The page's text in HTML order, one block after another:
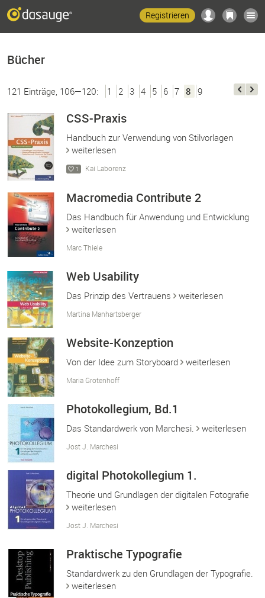
Registrieren
Bücher
121 Einträge, 106—120: 1 2 3 4 5 6 7 8 9
CSS-Praxis
Handbuch zur Verwendung von Stilvorlagen
weiterlesen
1 Kai Laborenz
Macromedia Contribute 2
Das Handbuch für Anwendung und Entwicklung
weiterlesen
Marc Thiele
Web Usability
Das Prinzip des Vertrauens weiterlesen
Martina Manhartsberger
Website-Konzeption
Von der Idee zum Storyboard weiterlesen
Maria Grotenhoff
Photokollegium, Bd.1
Das Standardwerk von Marchesi. weiterlesen
Jost J. Marchesi
digital Photokollegium 1.
Theorie und Grundlagen der digitalen Fotografie
weiterlesen
Jost J. Marchesi
Praktische Typografie
Standardwerk zu den Grundlagen der Typografie.
weiterlesen